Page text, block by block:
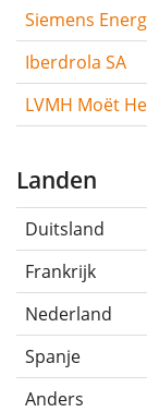
Siemens
Iberdrola SA
LVMH Moët
Landen
Duitsland
Frankrijk
Nederland
Spanje
Anders